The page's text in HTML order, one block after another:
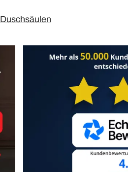
Duschsäulen